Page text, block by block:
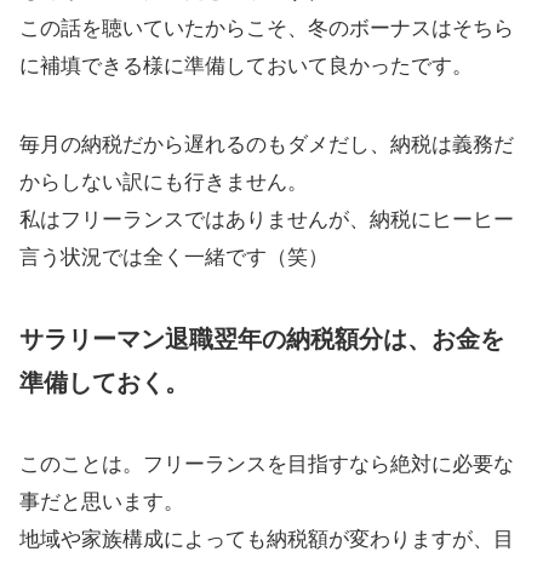
この話を聴いていたからこそ、冬のボーナスはそちら
に補填できる様に準備しておいて良かったです。
毎月の納税だから遅れるのもダメだし、納税は義務だ
からしない訳にも行きません。
私はフリーランスではありませんが、納税にヒーヒー
言う状況では全く一緒です（笑）
サラリーマン退職翌年の納税額分は、お金を
準備しておく。
このことは。フリーランスを目指すなら絶対に必要な
事だと思います。
地域や家族構成によっても納税額が変わりますが、目